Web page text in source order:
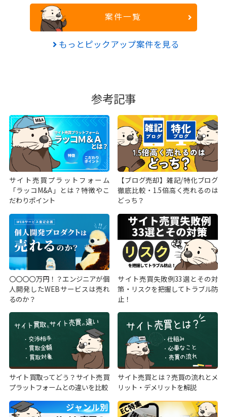
案件一覧
もっとピックアップ案件を見る
参考記事
サイト売買プラットフォーム
「ラッコM&A」とは？特徴やこ
だわりポイント
【ブログ売却】雑記/特化ブログ
徹底比較・1.5倍高く売れるのは
どっち？
〇〇〇〇万円！？エンジニアが個
人開発したWEBサービスは売れ
るのか？
サイト売買失敗例33選とその対
策・リスクを把握してトラブル防
止！
サイト買取ってどう？サイト売買
プラットフォームとの違いを比較
サイト売買とは？売買の流れとメ
リット・デメリットを解説